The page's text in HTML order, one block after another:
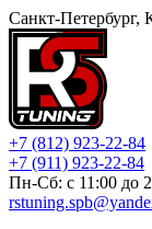
Санкт-Петербург,
+7 (812) 923-22-84
+7 (911) 923-22-84
Пн-Сб: c 11:00 до